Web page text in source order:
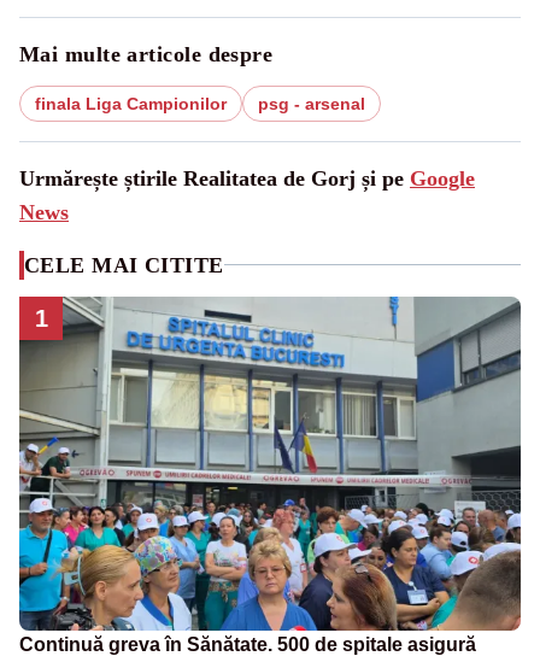
Mai multe articole despre
finala Liga Campionilor psg - arsenal
Urmărește știrile Realitatea de Gorj și pe Google
News
CELE MAI CITITE
1
Continuă greva în Sănătate. 500 de spitale asigură